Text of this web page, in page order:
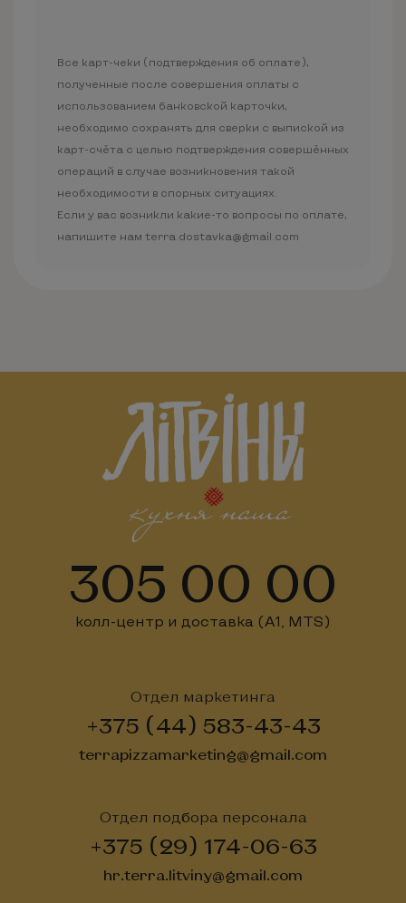
Все карт-чеки (подтверждения об оплате),
полученные после совершения оплаты с
использованием банковской карточки,
необходимо сохранять для сверки с выпиской из
карт-счёта с целью подтверждения совершённых
операций в случае возникновения такой
необходимости в спорных ситуациях.
Если у вас возникли какие-то вопросы по оплате,
напишите нам terra.dostavka@gmail.com
305 00 00
колл-центр и доставка (А1, MTS)
Отдел маркетинга
+375 (44) 583-43-43
terrapizzamarketing@gmail.com
Отдел подбора персонала
+375 (29) 174-06-63
hr.terra.litviny@gmail.com